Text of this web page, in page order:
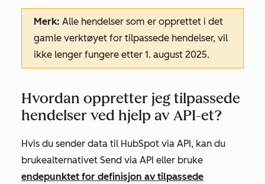
Merk: Alle hendelser som er opprettet i det
gamle verktøyet for tilpassede hendelser, vil
ikke lenger fungere etter 1. august 2025.
Hvordan oppretter jeg tilpassede
hendelser ved hjelp av API-et?
Hvis du sender data til HubSpot via API, kan du
brukealternativet Send via API eller bruke
endepunktet for definisjon av tilpassede